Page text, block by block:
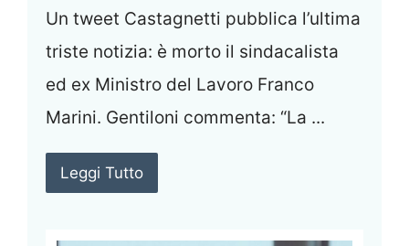
Un tweet Castagnetti pubblica l’ultima
triste notizia: è morto il sindacalista
ed ex Ministro del Lavoro Franco
Marini. Gentiloni commenta: “La ...
Leggi Tutto